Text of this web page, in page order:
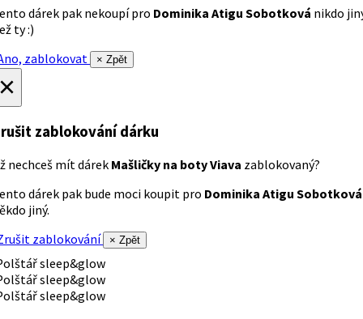
dárek pak nekoupí pro Dominika Atigu Sobotková nikdo
ty :)
zablokovat
× Zpět
zablokování dárku
nechceš mít dárek Mašličky na boty Viava zablokovaný?
dárek pak bude moci koupit pro Dominika Atigu Sobotková
jiný.
zablokování
× Zpět